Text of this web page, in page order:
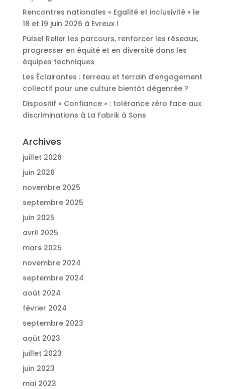
Rencontres nationales « Egalité et inclusivité » le
18 et 19 juin 2026 à Evreux !
Pulse! Relier les parcours, renforcer les réseaux,
progresser en équité et en diversité dans les
équipes techniques
Les Éclairantes : terreau et terrain d’engagement
collectif pour une culture bientôt dégenrée ?
Dispositif « Confiance » : tolérance zéro face aux
discriminations à La Fabrik à Sons
Archives
juillet 2026
juin 2026
novembre 2025
septembre 2025
juin 2025
avril 2025
mars 2025
novembre 2024
septembre 2024
août 2024
février 2024
septembre 2023
août 2023
juillet 2023
juin 2023
mai 2023